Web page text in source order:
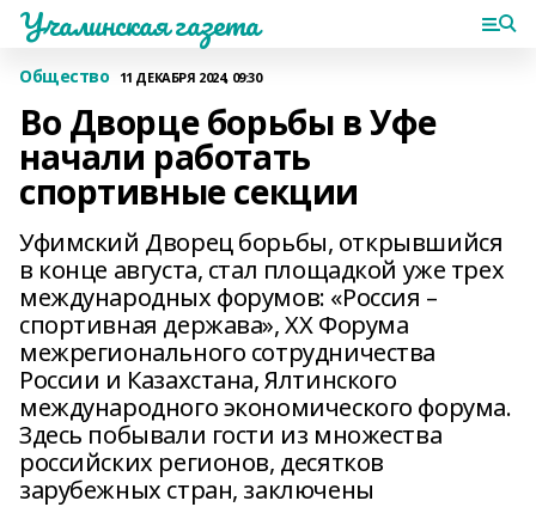
Учалинская газета
Общество 11 ДЕКАБРЯ 2024, 09:30
Во Дворце борьбы в Уфе
начали работать
спортивные секции
Уфимский Дворец борьбы, открывшийся
в конце августа, стал площадкой уже трех
международных форумов: «Россия –
спортивная держава», ХХ Форума
межрегионального сотрудничества
России и Казахстана, Ялтинского
международного экономического форума.
Здесь побывали гости из множества
российских регионов, десятков
зарубежных стран, заключены